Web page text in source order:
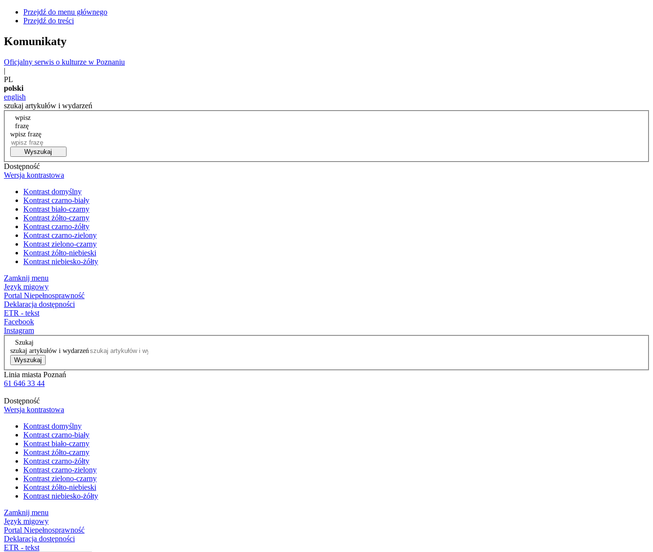
Przejdź do menu głównego
Przejdź do treści
Komunikaty
Oficjalny serwis o kulturze w Poznaniu
|
PL
polski
english
szukaj artykułów i wydarzeń
wpisz
frazę
wpisz frazę
Wyszukaj
Dostępność
Wersja kontrastowa
Kontrast domyślny
Kontrast czarno-biały
Kontrast biało-czarny
Kontrast żółto-czarny
Kontrast czarno-żółty
Kontrast czarno-zielony
Kontrast zielono-czarny
Kontrast żółto-niebieski
Kontrast niebiesko-żółty
Zamknij menu
Język migowy
Portal Niepełnosprawność
Deklaracja dostępności
ETR - tekst
Facebook
Instagram
Szukaj
szukaj artykułów i wydarzeń
Wyszukaj
Linia miasta Poznań
61 646 33 44
Dostępność
Wersja kontrastowa
Kontrast domyślny
Kontrast czarno-biały
Kontrast biało-czarny
Kontrast żółto-czarny
Kontrast czarno-żółty
Kontrast czarno-zielony
Kontrast zielono-czarny
Kontrast żółto-niebieski
Kontrast niebiesko-żółty
Zamknij menu
Język migowy
Portal Niepełnosprawność
Deklaracja dostępności
ETR - tekst